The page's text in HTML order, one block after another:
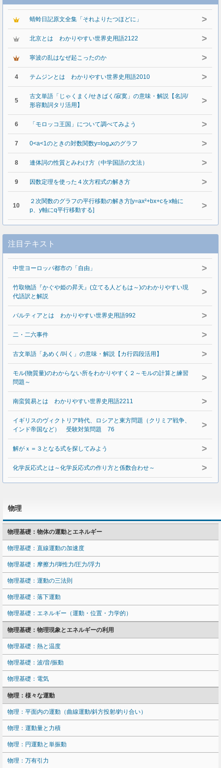
蜻蛉日記原文全集「それよりたつほどに」 >
北京とは わかりやすい世界史用語2122 >
寧波の乱はなぜ起こったのか >
4 テムジンとは わかりやすい世界史用語2010 >
5
古文単語「じゃくまく/せきばく/寂寞」の意味・解説【名詞/
形容動詞タリ活用】
>
6 「モロッコ王国」について調べてみよう >
7 0<a<1のときの対数関数y=logₐxのグラフ >
8 連体詞の性質とみわけ方（中学国語の文法） >
9 因数定理を使った４次方程式の解き方 >
10
２次関数のグラフの平行移動の解き方[y=ax²+bx+cをx軸に
p、y軸にq平行移動する]
>
注目テキスト
中世ヨーロッパ都市の「自由」 >
竹取物語『かぐや姫の昇天』(立てる人どもは～)のわかりやすい現
代語訳と解説
>
パルティアとは わかりやすい世界史用語992 >
二・二六事件 >
古文単語「あめく/叫く」の意味・解説【カ行四段活用】 >
モル(物質量)のわからない所をわかりやすく２～モルの計算と練習
問題～
>
南蛮貿易とは わかりやすい世界史用語2211 >
イギリスのヴィクトリア時代、ロシアと東方問題（クリミア戦争、
インド帝国など） 受験対策問題 76
>
解がｘ＝３となる式を探してみよう >
化学反応式とは～化学反応式の作り方と係数合わせ～ >
物理
物理基礎：物体の運動とエネルギー
物理基礎：直線運動の加速度
物理基礎：摩擦力/弾性力/圧力/浮力
物理基礎：運動の三法則
物理基礎：落下運動
物理基礎：エネルギー（運動・位置・力学的）
物理基礎：物理現象とエネルギーの利用
物理基礎：熱と温度
物理基礎：波/音/振動
物理基礎：電気
物理：様々な運動
物理：平面内の運動（曲線運動/斜方投射/釣り合い）
物理：運動量と力積
物理：円運動と単振動
物理：万有引力